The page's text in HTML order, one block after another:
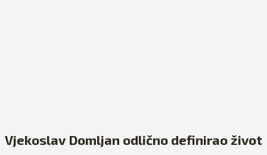
Vjekoslav Domljan odlično definirao život